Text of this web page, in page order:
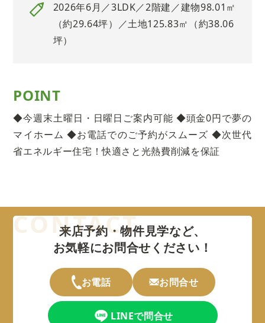
2026年6月／3LDK／2階建／建物98.01㎡
（約29.64坪）／土地125.83㎡（約38.06
坪）
POINT
◆今週末土曜日・日曜日ご案内可能 ◆頭金0円で夢の
マイホーム ◆お電話でのご予約がスムーズ ◆次世代
省エネルギー住宅！快適さと光熱費削減を保証
来店予約・物件見学など、
お気軽にお問合せください！
お電話 お問合せ
LINEで問合せ